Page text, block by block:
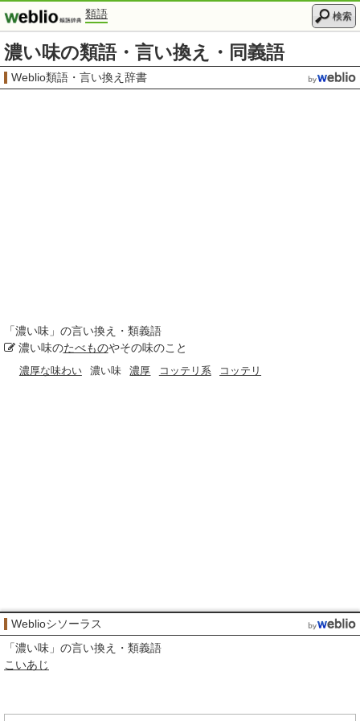
類語 検索
濃い味の類語・言い換え・同義語
Weblio類語・言い換え辞書
「濃い味 」の言い換え・類義語
濃い味のたべものやその味のこと
濃厚な味わい 濃い味 濃厚 コッテリ系 コッテリ
Weblioシソーラス
「濃い味 」の言い換え・類義語
こいあじ